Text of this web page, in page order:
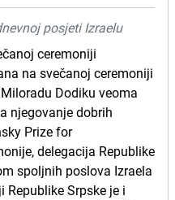
posjeti Izraelu
ceremoniji
na svečanoj ceremoniji
Dodiku veoma
njegovanje dobrih
Prize for
delegacija Republike
spoljnih poslova Izraela
Republike Srpske je i